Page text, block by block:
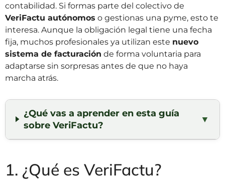
contabilidad. Si formas parte del colectivo de
VeriFactu autónomos o gestionas una pyme, esto te
interesa. Aunque la obligación legal tiene una fecha
fija, muchos profesionales ya utilizan este nuevo
sistema de facturación de forma voluntaria para
adaptarse sin sorpresas antes de que no haya
marcha atrás.
¿Qué vas a aprender en esta guía
sobre VeriFactu?
▼
1. ¿Qué es VeriFactu?